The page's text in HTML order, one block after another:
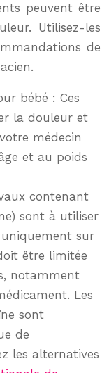
peuvent être
Utilisez-les
de
bébé : Ces
la douleur et
médecin
et au poids
contenant
sont à utiliser
sur
être limitée
notamment
Les
sont
de
les alternatives